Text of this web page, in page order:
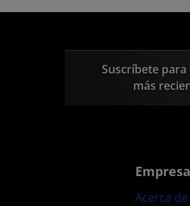
Suscríbete
más
Empresa
Acerca